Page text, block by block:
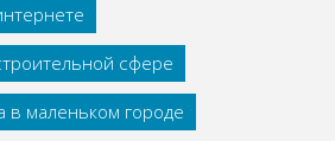
сфере
в маленьком городе